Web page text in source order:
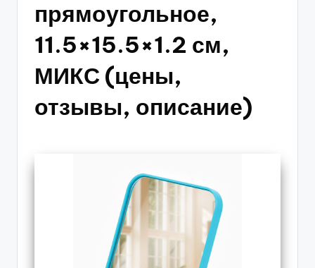
прямоугольное,
11.5×15.5×1.2 см,
МИКС (цены,
отзывы, описание)